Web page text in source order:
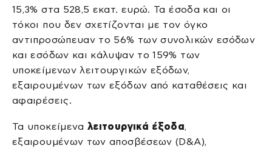
15,3% στα 528,5 εκατ. ευρώ. Τα έσοδα και οι
τόκοι που δεν σχετίζονται με τον όγκο
αντιπροσώπευαν το 56% των συνολικών εσόδων
και εσόδων και κάλυψαν το 159% των
υποκείμενων λειτουργικών εξόδων,
εξαιρουμένων των εξόδων από καταθέσεις και
αφαιρέσεις.
Τα υποκείμεναλειτουργικά έξοδα,
εξαιρουμένων των αποσβέσεων (D&A),